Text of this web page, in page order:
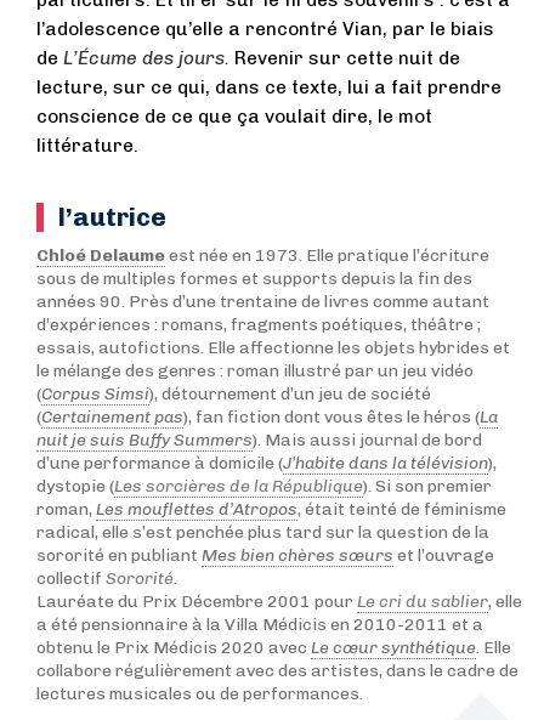
l’adolescence qu’elle a rencontré Vian, par le biais
de L’Écume des jours. Revenir sur cette nuit de
lecture, sur ce qui, dans ce texte, lui a fait prendre
conscience de ce que ça voulait dire, le mot
littérature.
l’autrice
Chloé Delaumeest née en 1973. Elle pratique l’écriture
sous de multiples formes et supports depuis la fin des
années 90. Près d’une trentaine de livres comme autant
d’expériences : romans, fragments poétiques, théâtre ;
essais, autofictions. Elle affectionne les objets hybrides et
le mélange des genres : roman illustré par un jeu vidéo
(Corpus Simsi), détournement d’un jeu de société
(Certainement pas), fan fiction dont vous êtes le héros (La
nuit je suis Buffy Summers). Mais aussi journal de bord
d’une performance à domicile (J’habite dans la télévision),
dystopie (Les sorcières de la République). Si son premier
roman, Les mouflettes d’Atropos, était teinté de féminisme
radical, elle s’est penchée plus tard sur la question de la
sororité en publiant Mes bien chères sœurs et l’ouvrage
collectif Sororité.
Lauréate du Prix Décembre 2001 pour Le cri du sablier, elle
a été pensionnaire à la Villa Médicis en 2010-2011 et a
obtenu le Prix Médicis 2020 avec Le cœur synthétique. Elle
collabore régulièrement avec des artistes, dans le cadre de
lectures musicales ou de performances.